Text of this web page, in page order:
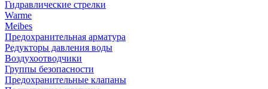
Гидравлические стрелки
Warme
Meibes
Предохранительная арматура
Редукторы давления воды
Воздухоотводчики
Группы безопасности
Предохранительные клапаны